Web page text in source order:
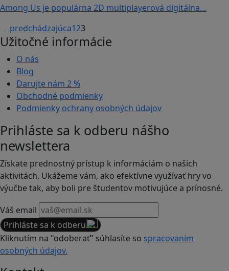
Among Us je populárna 2D multiplayerová digitálna…
predchádzajúca123
Užitočné informácie
O nás
Blog
Darujte nám 2 %
Obchodné podmienky
Podmienky ochrany osobných údajov
Prihláste sa k odberu nášho
newslettera
Získate prednostný prístup k informáciám o našich
aktivitách. Ukážeme vám, ako efektívne využívať hry vo
výučbe tak, aby boli pre študentov motivujúce a prínosné.
Váš email
Prihláste sa k odberu
Kliknutím na "odoberať" súhlasíte so spracovaním
osobných údajov.